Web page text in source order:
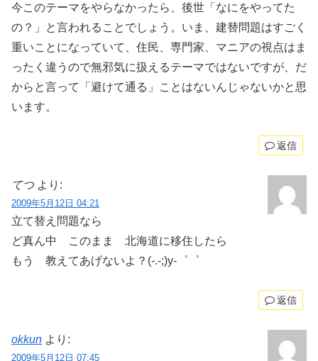
今このテーマをやらなかったら、後世「なにをやってた
の？」と言われることでしょう。いま、建替問題はすごく
重いことになっていて、住民、専門家、マニアの視点はま
ったく違うので無邪気に扱えるテーマではないですが、だ
からと言って「避けて通る」ことはないんじゃないかと思
います。
返信
てつ より:
2009年5月12日 04:21
立て替え問題なら
ど真ん中 このまま 北海道に移住したら
もう 教えてあげないよ？(-.-;)y-゜゜
返信
okkun より:
2009年5月12日 07:45